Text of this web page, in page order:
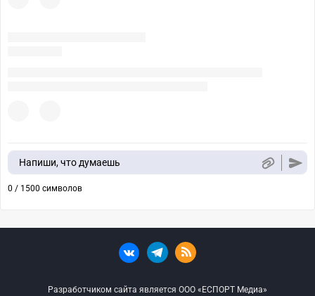
Напиши, что думаешь
0 / 1500 символов
Разработчиком сайта является ООО «ЕСПОРТ Медиа»